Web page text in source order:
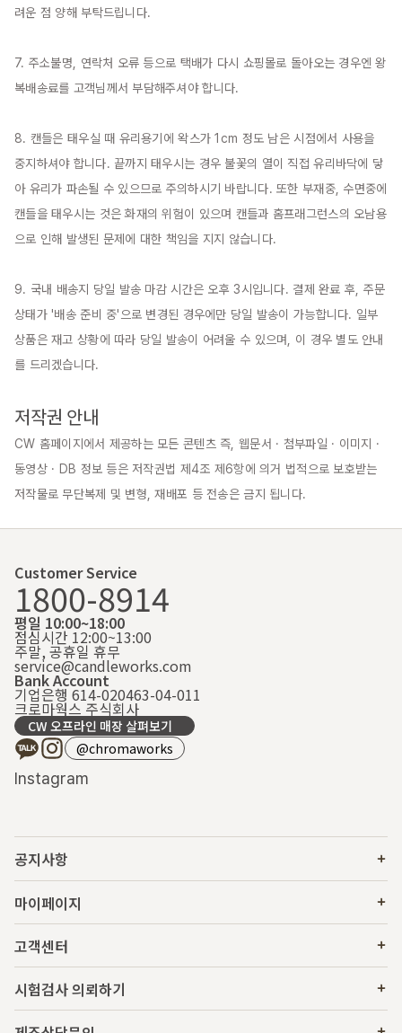
려운 점 양해 부탁드립니다.
7. 주소불명, 연락처 오류 등으로 택배가 다시 쇼핑몰로 돌아오는 경우엔 왕
복배송료를 고객님께서 부담해주셔야 합니다.
8. 캔들은 태우실 때 유리용기에 왁스가 1cm 정도 남은 시점에서 사용을
중지하셔야 합니다. 끝까지 태우시는 경우 불꽃의 열이 직접 유리바닥에 닿
아 유리가 파손될 수 있으므로 주의하시기 바랍니다. 또한 부재중, 수면중에
캔들을 태우시는 것은 화재의 위험이 있으며 캔들과 홈프래그런스의 오남용
으로 인해 발생된 문제에 대한 책임을 지지 않습니다.
9. 국내 배송지 당일 발송 마감 시간은 오후 3시입니다. 결제 완료 후, 주문
상태가 '배송 준비 중'으로 변경된 경우에만 당일 발송이 가능합니다. 일부
상품은 재고 상황에 따라 당일 발송이 어려울 수 있으며, 이 경우 별도 안내
를 드리겠습니다.
저작권 안내
CW 홈페이지에서 제공하는 모든 콘텐츠 즉, 웹문서 · 첨부파일 · 이미지 ·
동영상 · DB 정보 등은 저작권법 제4조 제6항에 의거 법적으로 보호받는
저작물로 무단복제 및 변형, 재배포 등 전송은 금지 됩니다.
Customer Service
1800-8914
평일 10:00~18:00
점심시간 12:00~13:00
주말, 공휴일 휴무
service@candleworks.com
Bank Account
기업은행 614-020463-04-011
크로마웍스 주식회사
CW 오프라인 매장 살펴보기
@chromaworks
Instagram
공지사항
마이페이지
고객센터
시험검사 의뢰하기